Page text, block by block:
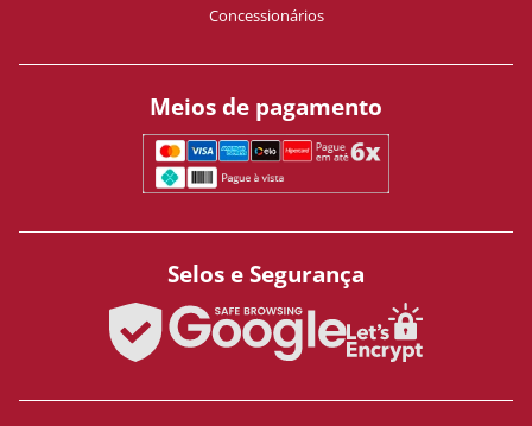
Concessionários
Meios de pagamento
Selos e Segurança